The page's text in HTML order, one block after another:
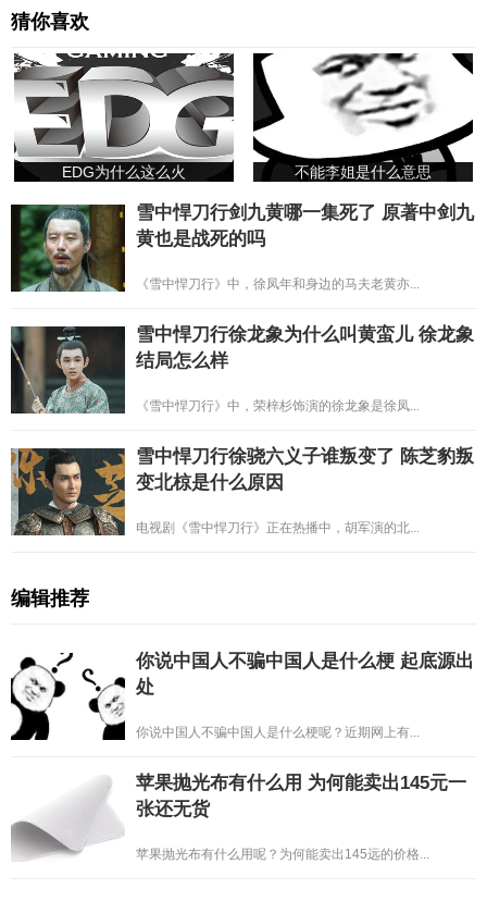
猜你喜欢
EDG为什么这么火 不能李姐是什么意思
雪中悍刀行剑九黄哪一集死了 原著中剑九
黄也是战死的吗
《雪中悍刀行》中，徐凤年和身边的马夫老黄亦...
雪中悍刀行徐龙象为什么叫黄蛮儿 徐龙象
结局怎么样
《雪中悍刀行》中，荣梓杉饰演的徐龙象是徐凤...
雪中悍刀行徐骁六义子谁叛变了 陈芝豹叛
变北椋是什么原因
电视剧《雪中悍刀行》正在热播中，胡军演的北...
编辑推荐
你说中国人不骗中国人是什么梗 起底源出
处
你说中国人不骗中国人是什么梗呢？近期网上有...
苹果抛光布有什么用 为何能卖出145元一
张还无货
苹果抛光布有什么用呢？为何能卖出145远的价格...